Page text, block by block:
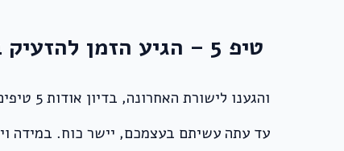
טיפ 5 – הגיע הזמן להזעיק בעל מקצוע
עד עתה עשיתם בעצמכם, יישר כוח. במידה